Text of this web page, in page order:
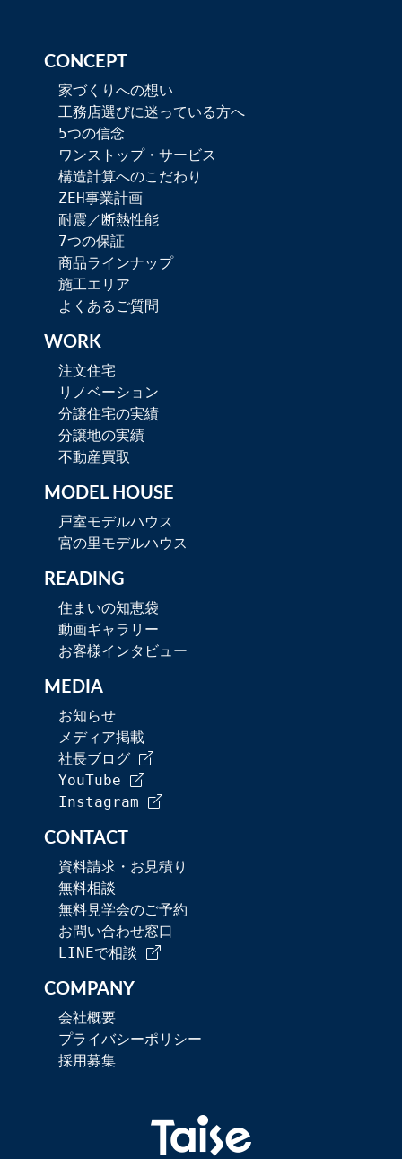
CONCEPT
家づくりへの想い
工務店選びに迷っている方へ
5つの信念
ワンストップ・サービス
構造計算へのこだわり
ZEH事業計画
耐震／断熱性能
7つの保証
商品ラインナップ
施工エリア
よくあるご質問
WORK
注文住宅
リノベーション
分譲住宅の実績
分譲地の実績
不動産買取
MODEL HOUSE
戸室モデルハウス
宮の里モデルハウス
READING
住まいの知恵袋
動画ギャラリー
お客様インタビュー
MEDIA
お知らせ
メディア掲載
社長ブログ
YouTube
Instagram
CONTACT
資料請求・お見積り
無料相談
無料見学会のご予約
お問い合わせ窓口
LINEで相談
COMPANY
会社概要
プライバシーポリシー
採用募集